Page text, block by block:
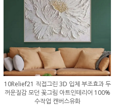
10Relief21 직접그린 3D 입체 부조효과 두
꺼운질감 모던 꽃그림 아트인테리어 100%
수작업 캔버스유화